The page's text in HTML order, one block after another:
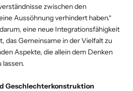
zwischen den
Aussöhnung verhindert haben.“
eine neue Integrationsfähigkeit
das Gemeinsame in der Vielfalt zu
Aspekte, die allein dem Denken
lassen.
Geschlechterkonstruktion